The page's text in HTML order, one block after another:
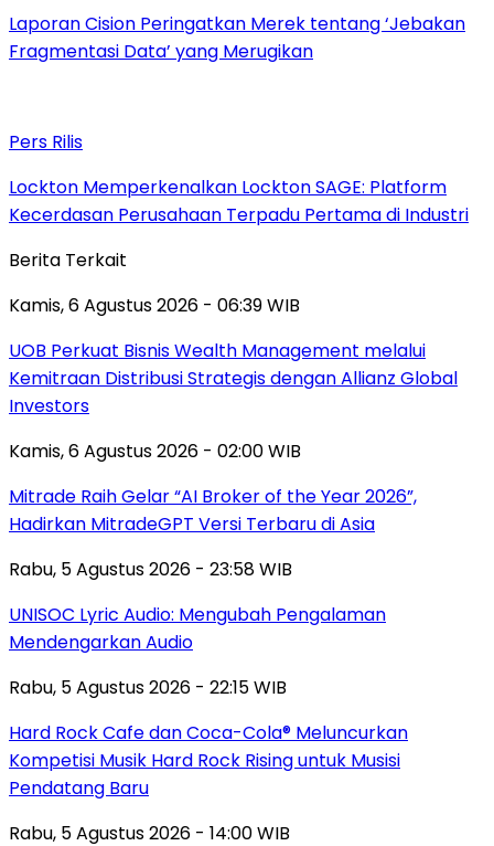
Laporan Cision Peringatkan Merek tentang ‘Jebakan
Fragmentasi Data’ yang Merugikan
Pers Rilis
Lockton Memperkenalkan Lockton SAGE: Platform
Kecerdasan Perusahaan Terpadu Pertama di Industri
Berita Terkait
Kamis, 6 Agustus 2026 - 06:39 WIB
UOB Perkuat Bisnis Wealth Management melalui
Kemitraan Distribusi Strategis dengan Allianz Global
Investors
Kamis, 6 Agustus 2026 - 02:00 WIB
Mitrade Raih Gelar “AI Broker of the Year 2026”,
Hadirkan MitradeGPT Versi Terbaru di Asia
Rabu, 5 Agustus 2026 - 23:58 WIB
UNISOC Lyric Audio: Mengubah Pengalaman
Mendengarkan Audio
Rabu, 5 Agustus 2026 - 22:15 WIB
Hard Rock Cafe dan Coca-Cola® Meluncurkan
Kompetisi Musik Hard Rock Rising untuk Musisi
Pendatang Baru
Rabu, 5 Agustus 2026 - 14:00 WIB